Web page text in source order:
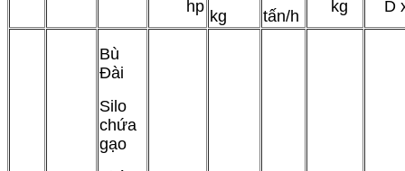
hp
kg tấn/h
kg D
Bù
Đài
Silo
chứa
gạo